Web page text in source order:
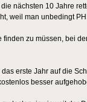
nächsten 10 Jahre
weil man unbedingt
zu müssen, bei
erste Jahr auf die
besser